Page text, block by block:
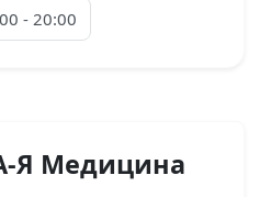
16:00 - 20:00
Я Медицина